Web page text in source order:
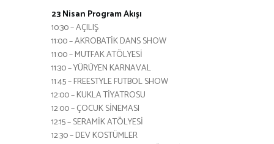
23 Nisan Program Akışı
10:30 – AÇILIŞ
11:00 – AKROBATİK DANS SHOW
11:00 – MUTFAK ATÖLYESİ
11:30 – YÜRÜYEN KARNAVAL
11:45 – FREESTYLE FUTBOL SHOW
12:00 – KUKLA TİYATROSU
12:00 – ÇOCUK SİNEMASI
12:15 – SERAMİK ATÖLYESİ
12:30 – DEV KOSTÜMLER